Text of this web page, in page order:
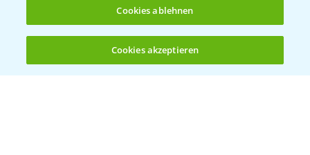
(noch 4)
Allgemeine Nutzungsbedingungen
Datenschutzerklärung
Cookies ablehnen
Cookies akzeptieren